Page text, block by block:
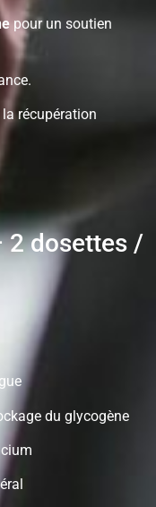
pour un soutien
récupération
2 dosettes /
du glycogène